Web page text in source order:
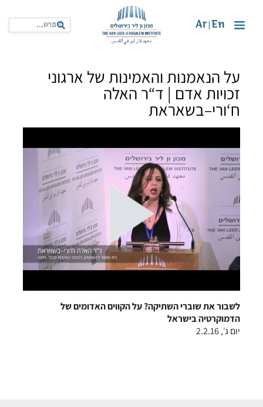
En
Ar
על הנאמנות והאמינות של ארגוני
זכויות אדם | ד“ר האלה
ח‘ורי–בשאראת
לשבור את שוברי השתיקה? על הקווים האדומים של
הדמוקרטיה בישראל
יום ג׳, 2.2.16